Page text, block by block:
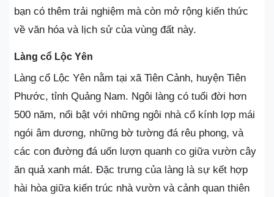
bạn có thêm trải nghiệm mà còn mở rộng kiến thức
về văn hóa và lịch sử của vùng đất này.
Làng cổ Lộc Yên
Làng cổ Lộc Yên nằm tại xã Tiên Cảnh, huyện Tiên
Phước, tỉnh Quảng Nam. Ngôi làng có tuổi đời hơn
500 năm, nổi bật với những ngôi nhà cổ kính lợp mái
ngói âm dương, những bờ tường đá rêu phong, và
các con đường đá uốn lượn quanh co giữa vườn cây
ăn quả xanh mát. Đặc trưng của làng là sự kết hợp
hài hòa giữa kiến trúc nhà vườn và cảnh quan thiên